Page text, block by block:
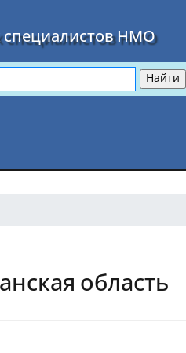
специалистов НМО
область